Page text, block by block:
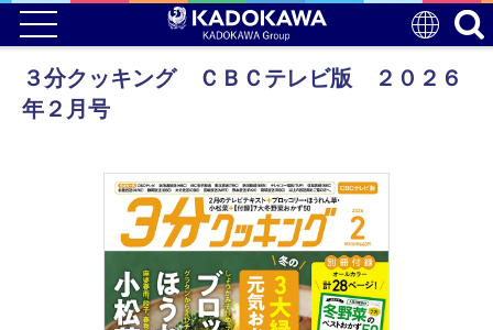
３分クッキング ＣＢＣテレビ版 ２０２６
年２月号